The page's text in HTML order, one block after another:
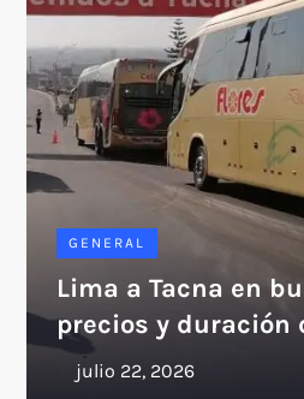
GENERAL
Lima a Tacna en
precios y duración